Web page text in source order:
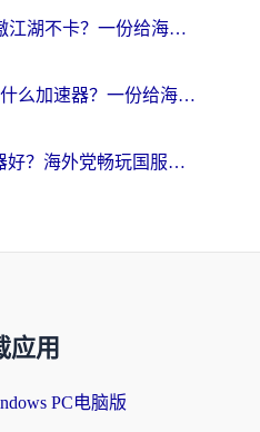
国外如何玩新笑傲江湖不卡？一份给海外游子的终极网络指南
在南非玩刀塔2用什么加速器？一份给海外游子的终极生存指南
Dive用什么加速器好？海外党畅玩国服游戏的终极避坑指南
应用
PC电脑版